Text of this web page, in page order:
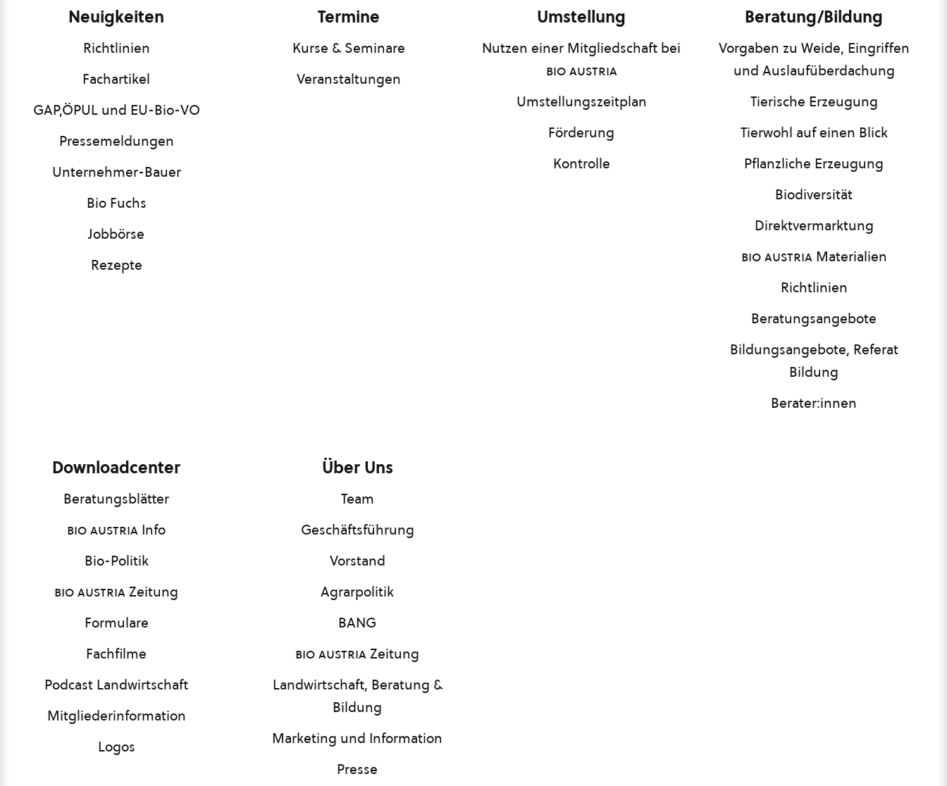
Neuigkeiten
Richtlinien
Fachartikel
GAP,ÖPUL und EU-Bio-VO
Pressemeldungen
Unternehmer-Bauer
Bio Fuchs
Jobbörse
Rezepte
Termine
Kurse & Seminare
Veranstaltungen
Umstellung
Nutzen einer Mitgliedschaft bei
bio austria
Umstellungszeitplan
Förderung
Kontrolle
Beratung/Bildung
Vorgaben zu Weide, Eingriffen
und Auslaufüberdachung
Tierische Erzeugung
Tierwohl auf einen Blick
Pflanzliche Erzeugung
Biodiversität
Direktvermarktung
bio austriaMaterialien
Richtlinien
Beratungsangebote
Bildungsangebote, Referat
Bildung
Berater:innen
Downloadcenter
Beratungsblätter
bio austria Info
Bio-Politik
bio austriaZeitung
Formulare
Fachfilme
Podcast Landwirtschaft
Mitgliederinformation
Logos
Über Uns
Team
Geschäftsführung
Vorstand
Agrarpolitik
BANG
bio austriaZeitung
Landwirtschaft, Beratung &
Bildung
Marketing und Information
Presse